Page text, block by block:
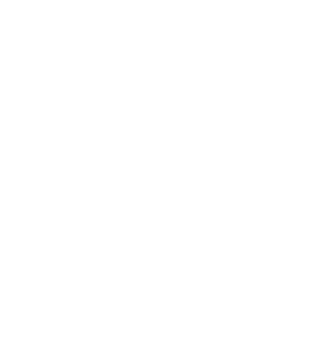
Roc
33 Avenue Paul Vaillant
A
Roc
Villeneuve-Saint-